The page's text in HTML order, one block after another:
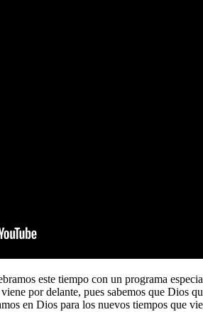
este tiempo con un programa
por delante, pues sabemos que Dios
en Dios para los nuevos tiempos que